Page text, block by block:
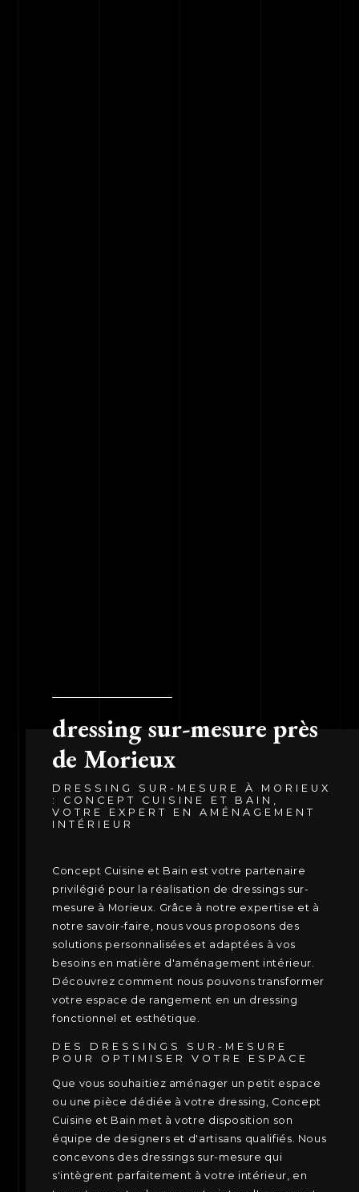
dressing sur-mesure près
de Morieux
DRESSING SUR-MESURE À MORIEUX
: CONCEPT CUISINE ET BAIN,
VOTRE EXPERT EN AMÉNAGEMENT
INTÉRIEUR
Concept Cuisine et Bain est votre partenaire
privilégié pour la réalisation de dressings sur-
mesure à Morieux. Grâce à notre expertise et à
notre savoir-faire, nous vous proposons des
solutions personnalisées et adaptées à vos
besoins en matière d'aménagement intérieur.
Découvrez comment nous pouvons transformer
votre espace de rangement en un dressing
fonctionnel et esthétique.
DES DRESSINGS SUR-MESURE
POUR OPTIMISER VOTRE ESPACE
Que vous souhaitiez aménager un petit espace
ou une pièce dédiée à votre dressing, Concept
Cuisine et Bain met à votre disposition son
équipe de designers et d'artisans qualifiés. Nous
concevons des dressings sur-mesure qui
s'intègrent parfaitement à votre intérieur, en